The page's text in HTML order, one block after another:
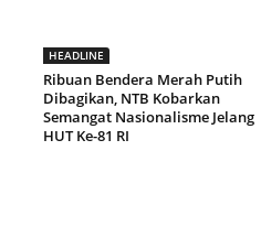
HEADLINE
Ribuan Bendera Merah Putih
Dibagikan, NTB Kobarkan
Semangat Nasionalisme Jelang
HUT Ke-81 RI